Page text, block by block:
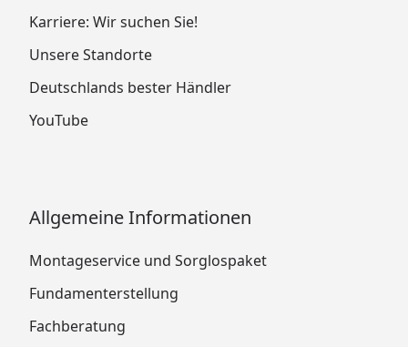
Karriere: Wir suchen Sie!
Unsere Standorte
Deutschlands bester Händler
YouTube
Allgemeine Informationen
Montageservice und Sorglospaket
Fundamenterstellung
Fachberatung